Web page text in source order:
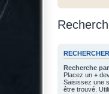
RECHERCHER
Recherche
Placez un +
Saisissez une
être trouvé.